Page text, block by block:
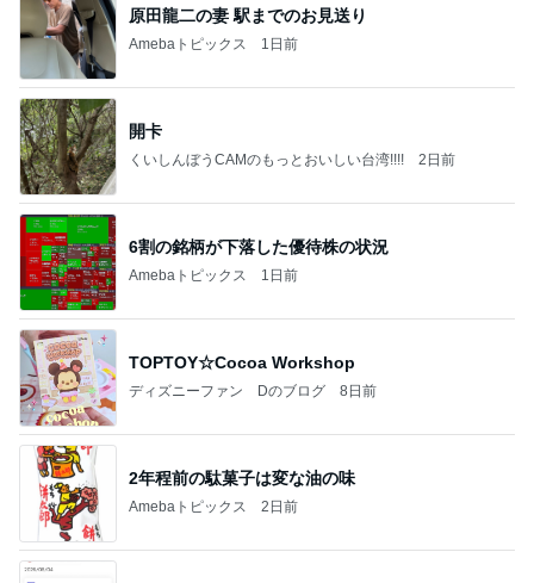
原田龍二の妻 駅までのお見送り
Amebaトピックス 1日前
開卡
くいしんぼうCAMのもっとおいしい台湾!!!! 2日前
6割の銘柄が下落した優待株の状況
Amebaトピックス 1日前
TOPTOY☆Cocoa Workshop
ディズニーファン Dのブログ 8日前
2年程前の駄菓子は変な油の味
Amebaトピックス 2日前